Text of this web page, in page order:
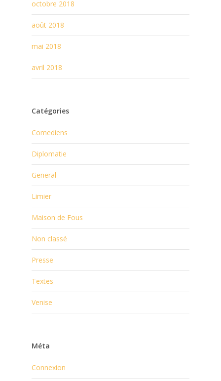
octobre 2018
août 2018
mai 2018
avril 2018
Catégories
Comediens
Diplomatie
General
Limier
Maison de Fous
Non classé
Presse
Textes
Venise
Méta
Connexion